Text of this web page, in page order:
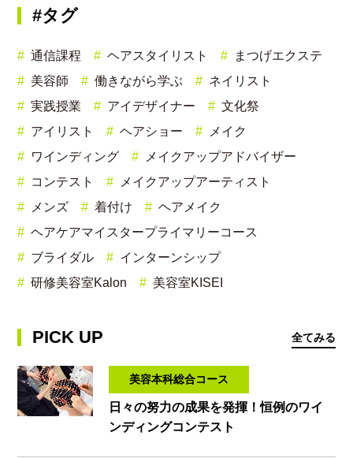
#タグ
通信課程 ヘアスタイリスト
まつげエクステ
美容師
働きながら学ぶ
ネイリスト
実践授業
アイデザイナー
文化祭
アイリスト
ヘアショー
メイク
ワインディング
メイクアップアドバイザー
コンテスト
メイクアップアーティスト
メンズ
着付け
ヘアメイク
ヘアケアマイスタープライマリーコース
ブライダル
インターンシップ
研修美容室Kalon
美容室KISEI
PICK UP 全てみる
美容本科総合コース
日々の努力の成果を発揮！恒例のワイ
ンディングコンテスト